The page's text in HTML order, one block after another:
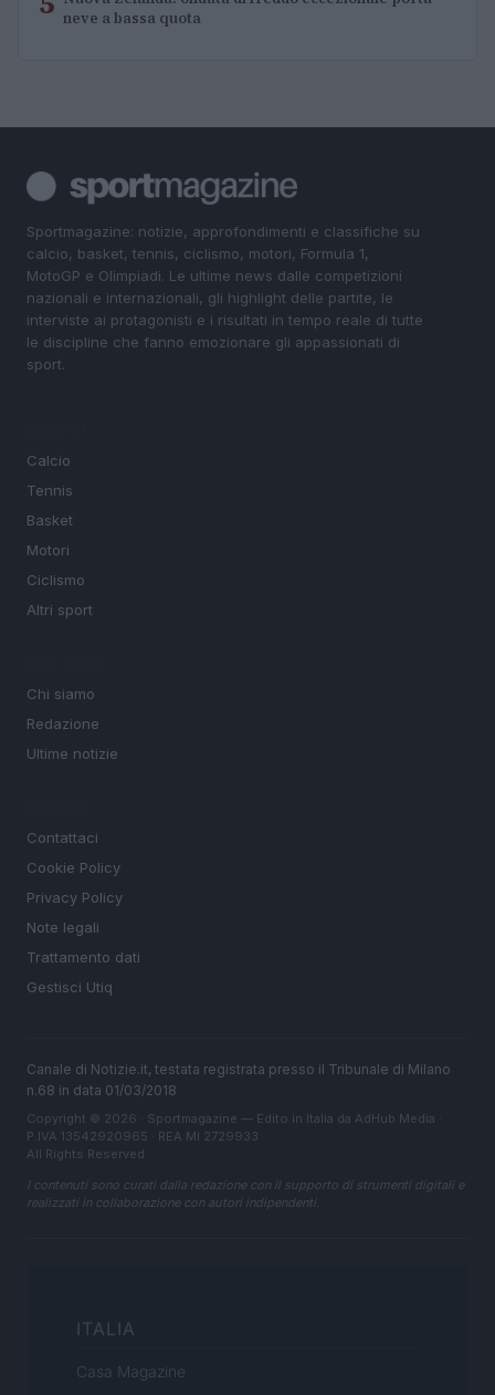
neve a bassa quota
Sportmagazine: notizie, approfondimenti e classifiche su
calcio, basket, tennis, ciclismo, motori, Formula 1,
MotoGP e Olimpiadi. Le ultime news dalle competizioni
nazionali e internazionali, gli highlight delle partite, le
interviste ai protagonisti e i risultati in tempo reale di tutte
le discipline che fanno emozionare gli appassionati di
sport.
Calcio
Tennis
Basket
Motori
Ciclismo
Altri sport
Chi siamo
Redazione
Ultime notizie
Contattaci
Cookie Policy
Privacy Policy
Note legali
Trattamento dati
Gestisci Utiq
Canale di Notizie.it, testata registrata presso il Tribunale di Milano
n.68 in data 01/03/2018
Copyright © 2026 · Sportmagazine — Edito in Italia da AdHub Media
P.IVA 13542920965 · REA MI 2729933
All Rights Reserved
I contenuti sono curati dalla redazione con il supporto di strumenti digitali e
realizzati in collaborazione con autori indipendenti.
ITALIA
Casa Magazine